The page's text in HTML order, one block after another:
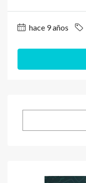
hace 9 años